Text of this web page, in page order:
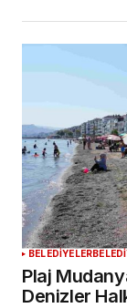
BELEDİYELER
Plaj
Denizler